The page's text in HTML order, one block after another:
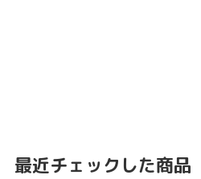
最近チェックした商品